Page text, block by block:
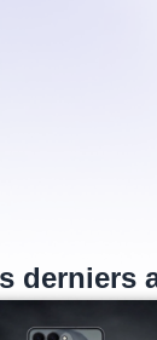
derniers